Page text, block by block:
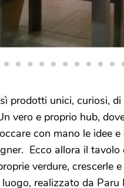
prodotti unici, curiosi,
vero e proprio hub,
con mano le idee
Ecco allora il tavolo
verdure, crescerle
realizzato da Paru